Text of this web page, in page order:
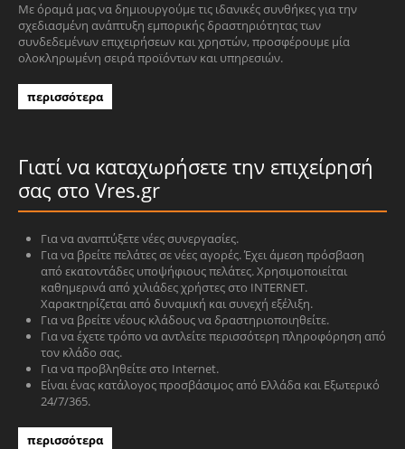
Με όραμά μας να δημιουργούμε τις ιδανικές συνθήκες για την
σχεδιασμένη ανάπτυξη εμπορικής δραστηριότητας των
συνδεδεμένων επιχειρήσεων και χρηστών, προσφέρουμε μία
ολοκληρωμένη σειρά προϊόντων και υπηρεσιών.
περισσότερα
Γιατί να καταχωρήσετε την επιχείρησή
σας στο Vres.gr
Για να αναπτύξετε νέες συνεργασίες.
Για να βρείτε πελάτες σε νέες αγορές. Έχει άμεση πρόσβαση
από εκατοντάδες υποψήφιους πελάτες. Χρησιμοποιείται
καθημερινά από χιλιάδες χρήστες στο INTERNET.
Χαρακτηρίζεται από δυναμική και συνεχή εξέλιξη.
Για να βρείτε νέους κλάδους να δραστηριοποιηθείτε.
Για να έχετε τρόπο να αντλείτε περισσότερη πληροφόρηση από
τον κλάδο σας.
Για να προβληθείτε στο Internet.
Είναι ένας κατάλογος προσβάσιμος από Ελλάδα και Εξωτερικό
24/7/365.
περισσότερα